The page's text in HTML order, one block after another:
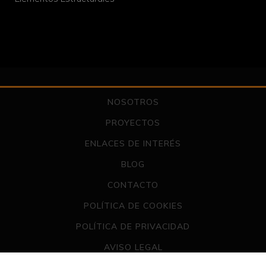
NOSOTROS
PROYECTOS
ENLACES DE INTERÉS
BLOG
CONTACTO
POLÍTICA DE COOKIES
POLÍTICA DE PRIVACIDAD
AVISO LEGAL